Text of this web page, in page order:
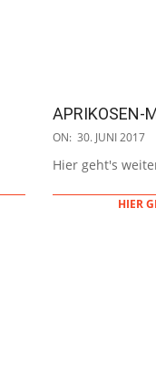
APRIKOSEN-
2017-
30
ON: 30. JUNI 2017
Hier geht's
HIER